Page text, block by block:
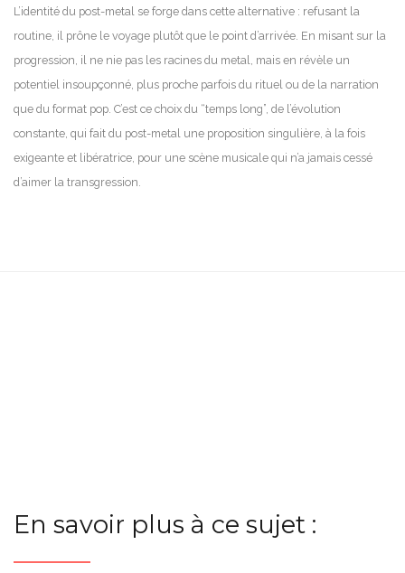
L’identité du post-metal se forge dans cette alternative : refusant la
routine, il prône le voyage plutôt que le point d’arrivée. En misant sur la
progression, il ne nie pas les racines du metal, mais en révèle un
potentiel insoupçonné, plus proche parfois du rituel ou de la narration
que du format pop. C’est ce choix du “temps long”, de l’évolution
constante, qui fait du post-metal une proposition singulière, à la fois
exigeante et libératrice, pour une scène musicale qui n’a jamais cessé
d’aimer la transgression.
En savoir plus à ce sujet :